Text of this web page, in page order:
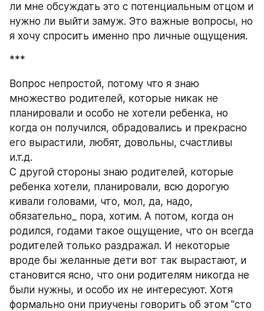
ли мне обсуждать это с потенциальным отцом и
нужно ли выйти замуж. Это важные вопросы, но
я хочу спросить именно про личные ощущения.
***
Вопрос непростой, потому что я знаю
множество родителей, которые никак не
планировали и особо не хотели ребенка, но
когда он получился, обрадовались и прекрасно
его вырастили, любят, довольны, счастливы
и.т.д.
С другой стороны знаю родителей, которые
ребенка хотели, планировали, всю дорогую
кивали головами, что, мол, да, надо,
обязательно_ пора, хотим. А потом, когда он
родился, годами такое ощущение, что он всегда
родителей только раздражал. И некоторые
вроде бы желанные дети вот так вырастают, и
становится ясно, что они родителям никогда не
были нужны, и особо их не интересуют. Хотя
формально они приучены говорить об этом "сто